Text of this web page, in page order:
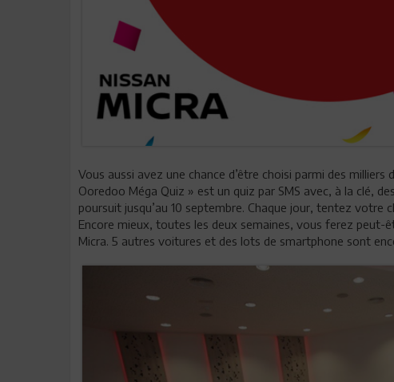
Vous aussi avez une chance d’être choisi parmi des
Ooredoo Méga Quiz » est un quiz par SMS avec, à la clé,
poursuit jusqu’au 10 septembre. Chaque jour, tentez votre
Encore mieux, toutes les deux semaines, vous ferez peut-
Micra. 5 autres voitures et des lots de smartphone sont